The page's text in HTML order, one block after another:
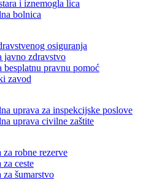
socijalni rad
i iznemogla lica
bolnica
osiguranja
javno zdravstvo
besplatnu pravnu pomoć
zavod
uprava za inspekcijske poslove
uprava civilne zaštite